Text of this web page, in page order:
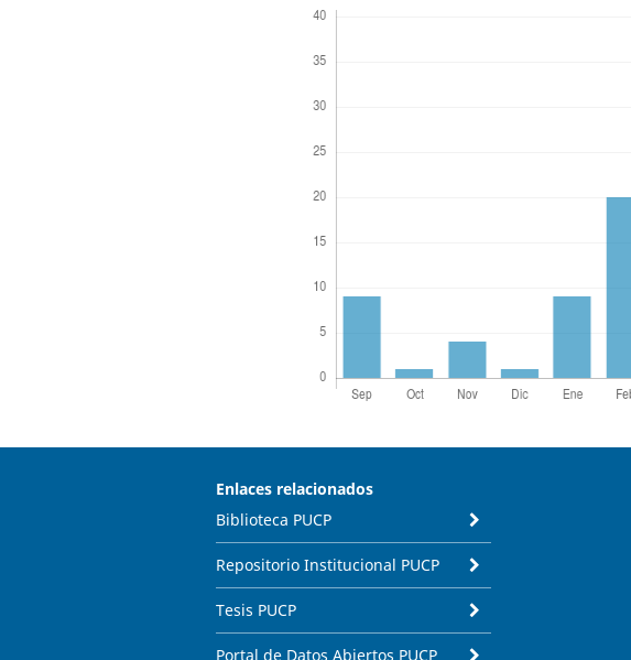
Enlaces relacionados
Biblioteca PUCP
Repositorio Institucional PUCP
Tesis PUCP
Portal de Datos Abiertos PUCP